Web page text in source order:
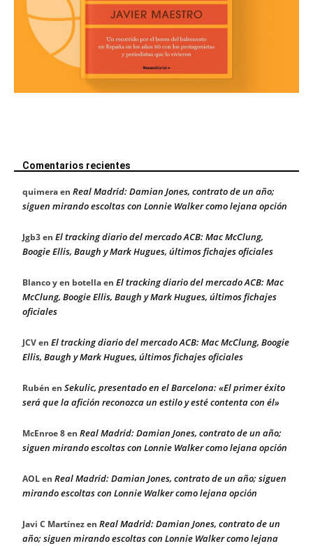
Comentarios recientes
quimeraen Real Madrid: Damian Jones, contrato de un año;
siguen mirando escoltas con Lonnie Walker como lejana opción
Jgb3en El tracking diario del mercado ACB: Mac McClung,
Boogie Ellis, Baugh y Mark Hugues, últimos fichajes oficiales
Blanco y en botellaen El tracking diario del mercado ACB: Mac
McClung, Boogie Ellis, Baugh y Mark Hugues, últimos fichajes
oficiales
JCVen El tracking diario del mercado ACB: Mac McClung, Boogie
Ellis, Baugh y Mark Hugues, últimos fichajes oficiales
Rubén en Sekulic, presentado en el Barcelona: «El primer éxito
será que la afición reconozca un estilo y esté contenta con él»
McEnroe 8en Real Madrid: Damian Jones, contrato de un año;
siguen mirando escoltas con Lonnie Walker como lejana opción
AOLen Real Madrid: Damian Jones, contrato de un año; siguen
mirando escoltas con Lonnie Walker como lejana opción
Javi C Martínezen Real Madrid: Damian Jones, contrato de un
año; siguen mirando escoltas con Lonnie Walker como lejana